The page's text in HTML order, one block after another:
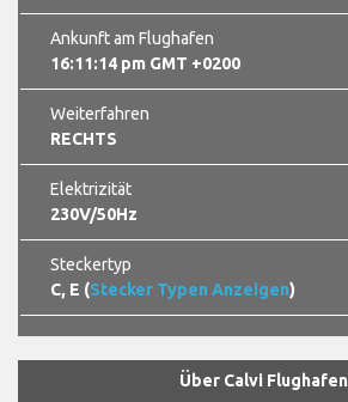
Ankunft am Flughafen
16:11:15 pm GMT +0200
Weiterfahren
RECHTS
Elektrizität
230V/50Hz
Steckertyp
C, E (Stecker Typen Anzeigen)
Über Calvi Flughafen